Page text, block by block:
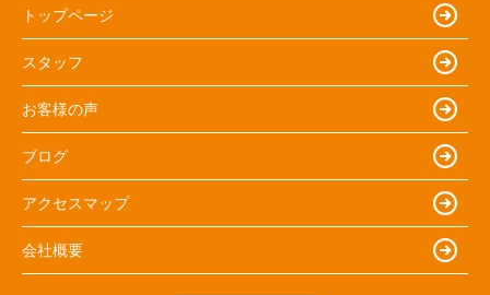
トップページ
スタッフ
お客様の声
ブログ
アクセスマップ
会社概要